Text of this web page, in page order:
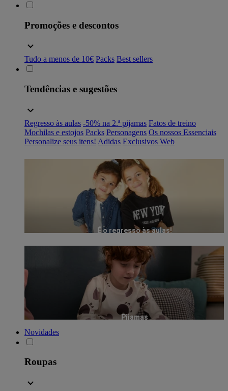
Promoções e descontos
Tudo a menos de 10€ Packs Best sellers
Tendências e sugestões
Regresso às aulas -50% na 2.ª pijamas Fatos de treino
Mochilas e estojos Packs Personagens Os nossos Essenciais
Personalize seus itens! Adidas Exclusivos Web
É o regresso às aulas!
Pijamas
Novidades
Roupas